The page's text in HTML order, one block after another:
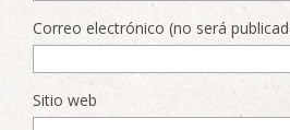
Correo electrónico (no será
Sitio web